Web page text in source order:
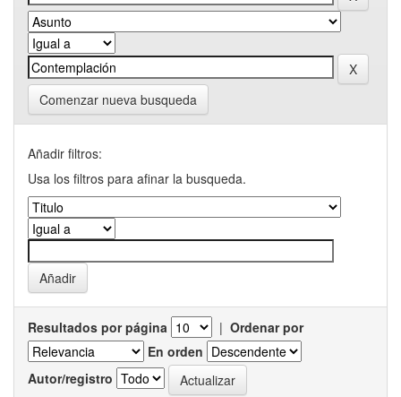
Comenzar nueva busqueda
Añadir filtros:
Usa los filtros para afinar la busqueda.
Resultados por página | Ordenar por
En orden
Autor/registro